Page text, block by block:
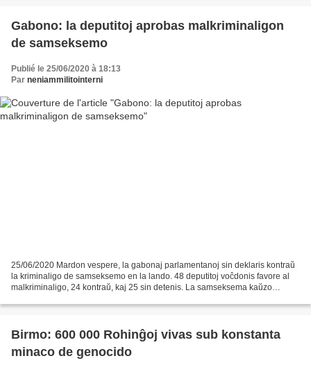
Gabono: la deputitoj aprobas malkriminaligon
de samseksemo
Publié le 25/06/2020 à 18:13
Par neniammilitointerni
25/06/2020 Mardon vespere, la gabonaj parlamentanoj sin deklaris kontraŭ
la kriminaligo de samseksemo en la lando. 48 deputitoj voĉdonis favore al
malkriminaligo, 24 kontraŭ, kaj 25 sin detenis. La samseksema kaŭzo
Birmo: 600 000 Rohinĝoj vivas sub konstanta
minaco de genocido